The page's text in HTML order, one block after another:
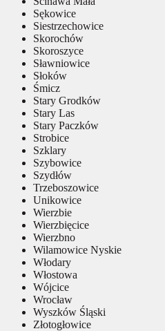
Sękowice
Siestrzechowice
Skorochów
Skoroszyce
Sławniowice
Słoków
Śmicz
Stary Grodków
Stary Las
Stary Paczków
Strobice
Szklary
Szybowice
Szydłów
Trzeboszowice
Unikowice
Wierzbie
Wierzbięcice
Wierzbno
Wilamowice Nyskie
Włodary
Włostowa
Wójcice
Wrocław
Wyszków Śląski
Złotogłowice